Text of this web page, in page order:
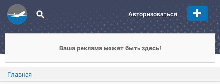
Авторизоваться
Ваша реклама может быть здесь!
Главная